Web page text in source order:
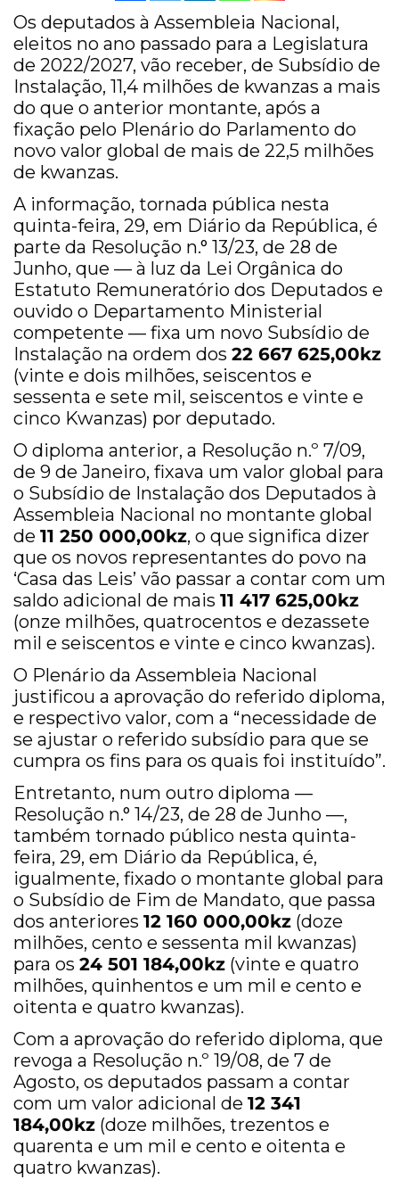
Os deputados à Assembleia Nacional,
eleitos no ano passado para a Legislatura
de 2022/2027, vão receber, de Subsídio de
Instalação, 11,4 milhões de kwanzas a mais
do que o anterior montante, após a
fixação pelo Plenário do Parlamento do
novo valor global de mais de 22,5 milhões
de kwanzas.
A informação, tornada pública nesta
quinta-feira, 29, em Diário da República, é
parte da Resolução n.° 13/23, de 28 de
Junho, que — à luz da Lei Orgânica do
Estatuto Remuneratório dos Deputados e
ouvido o Departamento Ministerial
competente — fixa um novo Subsídio de
Instalação na ordem dos 22 667 625,00kz
(vinte e dois milhões, seiscentos e
sessenta e sete mil, seiscentos e vinte e
cinco Kwanzas) por deputado.
O diploma anterior, a Resolução n.º 7/09,
de 9 de Janeiro, fixava um valor global para
o Subsídio de Instalação dos Deputados à
Assembleia Nacional no montante global
de 11 250 000,00kz, o que significa dizer
que os novos representantes do povo na
‘Casa das Leis’ vão passar a contar com um
saldo adicional de mais 11 417 625,00kz
(onze milhões, quatrocentos e dezassete
mil e seiscentos e vinte e cinco kwanzas).
O Plenário da Assembleia Nacional
justificou a aprovação do referido diploma,
e respectivo valor, com a “necessidade de
se ajustar o referido subsídio para que se
cumpra os fins para os quais foi instituído”.
Entretanto, num outro diploma —
Resolução n.° 14/23, de 28 de Junho —,
também tornado público nesta quinta-
feira, 29, em Diário da República, é,
igualmente, fixado o montante global para
o Subsídio de Fim de Mandato, que passa
dos anteriores 12 160 000,00kz (doze
milhões, cento e sessenta mil kwanzas)
para os 24 501 184,00kz (vinte e quatro
milhões, quinhentos e um mil e cento e
oitenta e quatro kwanzas).
Com a aprovação do referido diploma, que
revoga a Resolução n.º 19/08, de 7 de
Agosto, os deputados passam a contar
com um valor adicional de 12 341
184,00kz (doze milhões, trezentos e
quarenta e um mil e cento e oitenta e
quatro kwanzas).